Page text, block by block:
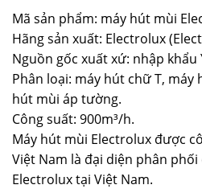
Mã sản phẩm: máy hút mùi
Hãng sản xuất: Electrolux
Nguồn gốc xuất xứ: nhập khẩu
Phân loại: máy hút chữ T,
hút mùi áp tường.
Công suất: 900m³/h.
Máy hút mùi Electrolux được
Việt Nam là đại diện phân
Electrolux tại Việt Nam.